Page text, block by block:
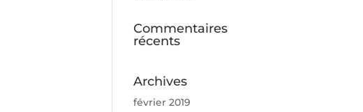
Commentaires
récents
Archives
février 2019